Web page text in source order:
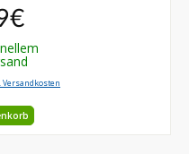
€
Versandkosten